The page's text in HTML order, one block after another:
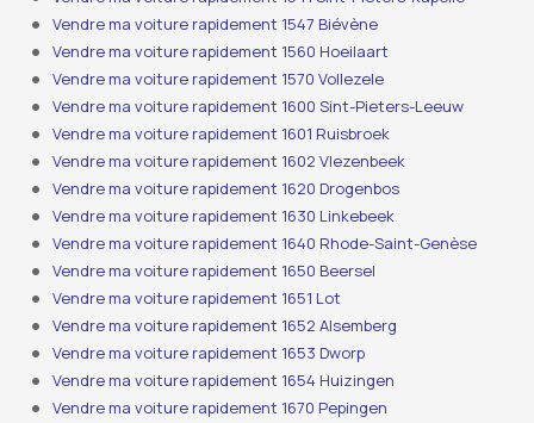
Vendre ma voiture rapidement 1547 Biévène
Vendre ma voiture rapidement 1560 Hoeilaart
Vendre ma voiture rapidement 1570 Vollezele
Vendre ma voiture rapidement 1600 Sint-Pieters-Leeuw
Vendre ma voiture rapidement 1601 Ruisbroek
Vendre ma voiture rapidement 1602 Vlezenbeek
Vendre ma voiture rapidement 1620 Drogenbos
Vendre ma voiture rapidement 1630 Linkebeek
Vendre ma voiture rapidement 1640 Rhode-Saint-Genèse
Vendre ma voiture rapidement 1650 Beersel
Vendre ma voiture rapidement 1651 Lot
Vendre ma voiture rapidement 1652 Alsemberg
Vendre ma voiture rapidement 1653 Dworp
Vendre ma voiture rapidement 1654 Huizingen
Vendre ma voiture rapidement 1670 Pepingen